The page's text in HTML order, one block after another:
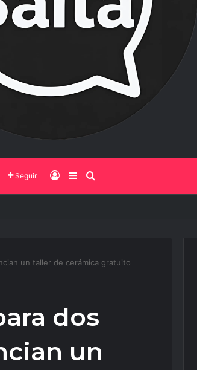
Seguir Iniciar Sesión
Barra Lateral
las casas de adobe y hacerlas más seguras
un taller de cerámica gratuito
dos
un